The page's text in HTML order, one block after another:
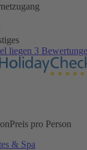
liegen 3
Preis pro Person
& Spa